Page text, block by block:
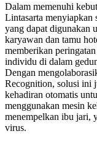
Dalam memenuhi
Lintasarta
yang dapat digunakan
karyawan dan tamu
memberikan
individu di dalam
Dengan
Recognition, solusi ini
kehadiran otomatis
menggunakan mesin
menempelkan ibu jari,
virus.